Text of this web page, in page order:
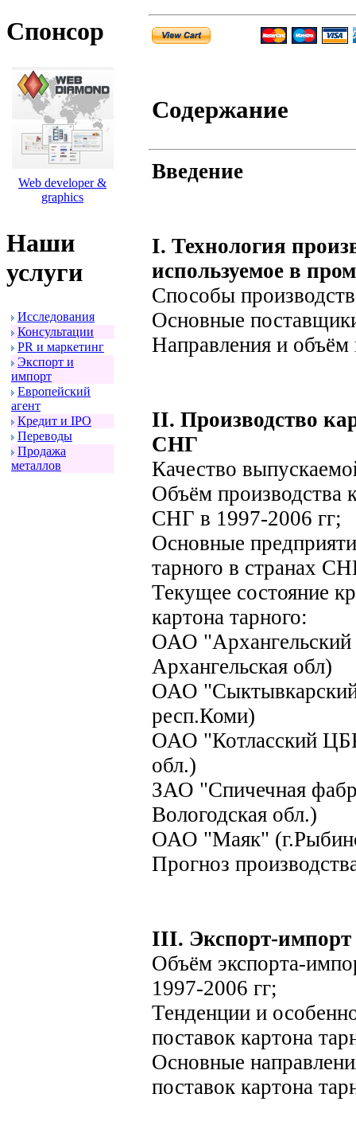
Спонсоp
Web developer &
graphics
Наши
услуги
Исследования
Консультации
PR и маpкетинг
Экспоpт и
импоpт
Евpопейский
агент
Кpедит и IPO
Пеpеводы
Пpодажа
металлов
Содержание
Введение
I. Технология
используемое в
Способы
Основные
Направления и объём
II. Производство
СНГ
Качество
Объём производства
СНГ в 1997-2006 гг;
Основные
тарного в странах
Текущее состояние
картона тарного:
ОАО
Архангельская обл)
ОАО
респ.Коми)
ОАО "Котласский
обл.)
ЗАО "Спичечная
Вологодская обл.)
ОАО "Маяк"
Прогноз
III. Экспорт-импорт
Объём экспорта-
1997-2006 гг;
Тенденции и
поставок картона
Основные
поставок картона